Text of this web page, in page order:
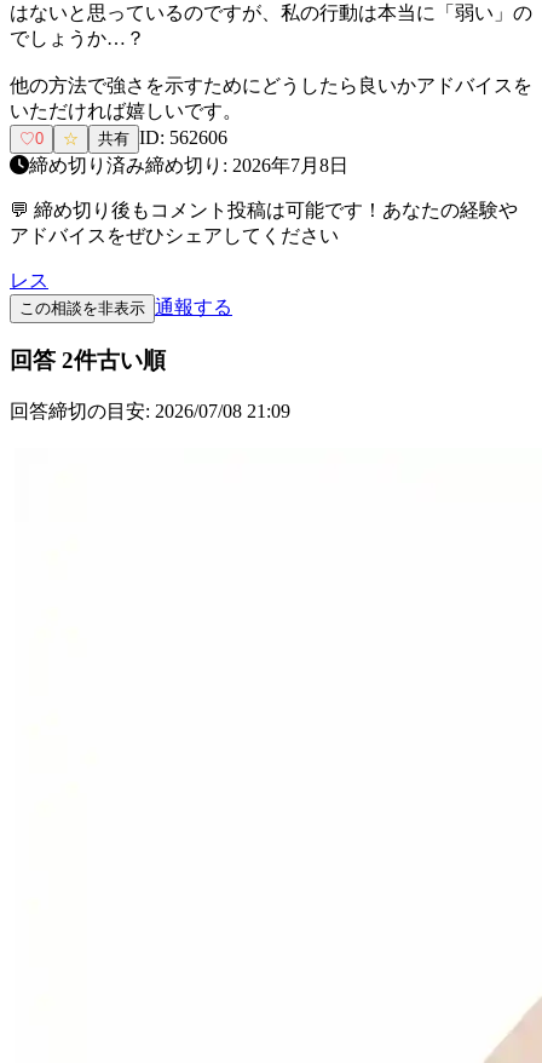
はないと思っているのですが、私の行動は本当に「弱い」の
でしょうか…？
他の方法で強さを示すためにどうしたら良いかアドバイスを
いただければ嬉しいです。
♡0 ☆ 共有 ID: 562606
締め切り済み締め切り: 2026年7月8日
💬 締め切り後もコメント投稿は可能です！あなたの経験や
アドバイスをぜひシェアしてください
レス
この相談を非表示 通報する
回答 2件古い順
回答締切の目安: 2026/07/08 21:09